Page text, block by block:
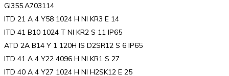
GI355.A703114
ITD 21 A 4 Y58 1024 H NI KR3 E 14
ITD 41 B10 1024 T NI KR2 S 11 IP65
ATD 2A B14 Y 1 120H IS D2SR12 S 6 IP65
ITD 41 A 4 Y22 4096 H NI KR1 S 27
ITD 40 A 4 Y27 1024 H NI H2SK12 E 25